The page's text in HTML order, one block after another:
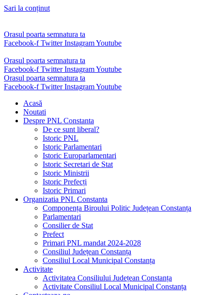
Sari la conținut
Orasul poarta semnatura ta
Facebook-f Twitter InstagramYoutube
Orasul poarta semnatura ta
Facebook-f Twitter InstagramYoutube
Orasul poarta semnatura ta
Facebook-f Twitter InstagramYoutube
Acasă
Noutati
Despre PNL Constanta
De ce sunt liberal?
Istoric PNL
Istoric Parlamentari
Istoric Europarlamentari
Istoric Secretari de Stat
Istoric Ministrii
Istoric Prefecți
Istoric Primari
Organizatia PNL Constanta
Componența Biroului Politic Județean Constanța
Parlamentari
Consilier de Stat
Prefect
Primari PNL mandat 2024-2028
Consiliul Județean Constanța
Consiliul Local Municipal Constanța
Activitate
Activitatea Consiliului Județean Constanța
Activitate Consiliul Local Municipal Constanța